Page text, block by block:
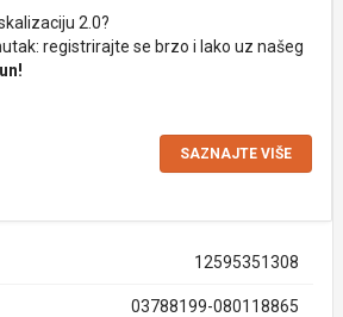
2.0?
registrirajte se brzo i lako uz našeg
SAZNAJTE VIŠE
12595351308
03788199-080118865